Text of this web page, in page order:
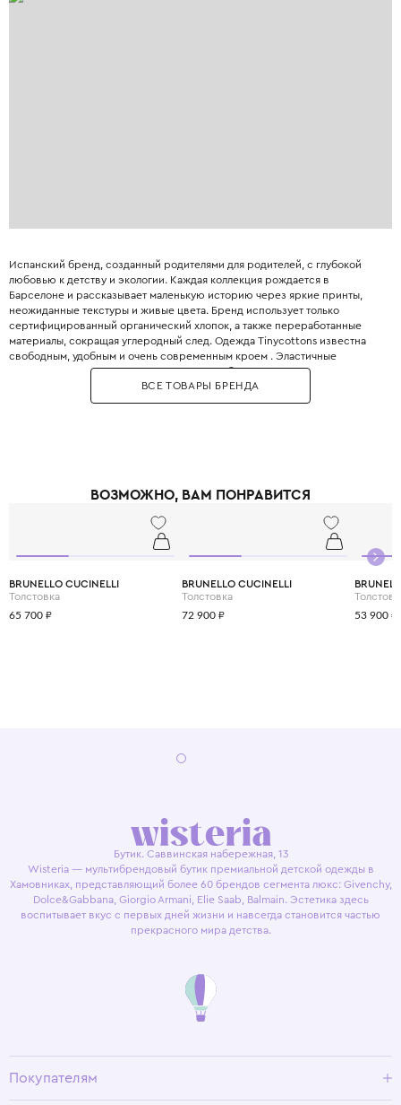
Испанский бренд, созданный родителями для родителей, с глубокой
любовью к детству и экологии. Каждая коллекция рождается в
Барселоне и рассказывает маленькую историю через яркие принты,
неожиданные текстуры и живые цвета. Бренд использует только
сертифицированный органический хлопок, а также переработанные
материалы, сокращая углеродный след. Одежда Tinycottons известна
свободным, удобным и очень современным кроем . Эластичные
манжеты, мягкие резинки и плоские швы обеспечивают максимальную
свободу движений для игр и сна. Принты являются визитной карточкой
бренда: забавные животные, абстрактные узоры, коллаборации с
ВСЕ ТОВАРЫ БРЕНДА
ВОЗМОЖНО, ВАМ ПОНРАВИТСЯ
BRUNELLO CUCINELLI
Толстовка
65 700 ₽
BRUNELLO CUCINELLI
Толстовка
72 900 ₽ 53 900 ₽
Бутик. Саввинская набережная, 13
Wisteria — мультибрендовый бутик премиальной детской одежды в
Хамовниках, представляющий более 60 брендов сегмента люкс: Givenchy,
Dolce&Gabbana, Giorgio Armani, Elie Saab, Balmain. Эстетика здесь
воспитывает вкус с первых дней жизни и навсегда становится частью
прекрасного мира детства.
Покупателям